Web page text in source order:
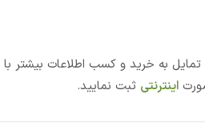
به خرید و کسب اطلاعات بیشتر با
اینترنتی ثبت نمایید.